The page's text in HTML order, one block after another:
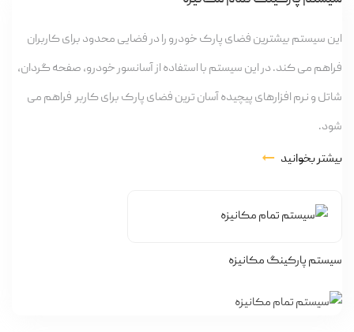
این سیستم بیشترین فضای پارک خودرو را در فضایی محدود برای کاربران
فراهم می کند. در این سیستم با استفاده از آسانسور خودرو، صفحه گردان،
شاتل و نرم افزارهای پیچیده آسان ترین فضای پارک برای کاربر فراهم می
شود.
بیشتر بخوانید
سیستم پارکینگ مکانیزه